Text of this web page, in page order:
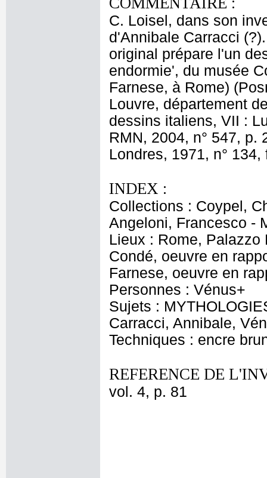
C. Loisel, dans son
d'Annibale Carracci
original prépare l'un
endormie', du musée
Farnese, à Rome)
Louvre, département
dessins italiens, VII :
RMN, 2004, n° 547, p.
Londres, 1971, n° 134,
INDEX :
Collections : Coypel,
Angeloni, Francesco -
Lieux : Rome, Palazzo
Condé, oeuvre en
Farnese, oeuvre en
Personnes : Vénus+
Sujets :
Carracci, Annibale,
Techniques : encre
REFERENCE DE
vol. 4, p. 81